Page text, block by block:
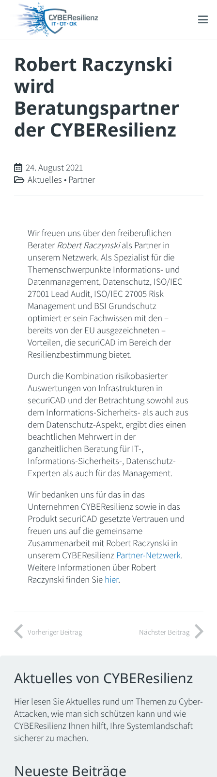
Robert Raczynski
wird
Beratungspartner
der CYBEResilienz
24. August 2021
Aktuelles • Partner
Wir freuen uns über den freiberuflichen
Berater Robert Raczynskials Partner in
unserem Netzwerk. Als Spezialist für die
Themenschwerpunkte Informations- und
Datenmanagement, Datenschutz, ISO/IEC
27001 Lead Audit, ISO/IEC 27005 Risk
Management und BSI Grundschutz
optimiert er sein Fachwissen mit den –
bereits von der EU ausgezeichneten –
Vorteilen, die securiCAD im Bereich der
Resilienzbestimmung bietet.
Durch die Kombination risikobasierter
Auswertungen von Infrastrukturen in
securiCAD und der Betrachtung sowohl aus
dem Informations-Sicherheits- als auch aus
dem Datenschutz-Aspekt, ergibt dies einen
beachtlichen Mehrwert in der
ganzheitlichen Beratung für IT-,
Informations-Sicherheits-, Datenschutz-
Experten als auch für das Management.
Wir bedanken uns für das in das
Unternehmen CYBEResilienz sowie in das
Produkt securiCAD gesetzte Vertrauen und
freuen uns auf die gemeinsame
Zusammenarbeit mit Robert Raczynski in
unserem CYBEResilienz Partner-Netzwerk.
Weitere Informationen über Robert
Raczynski finden Sie hier.
Vorheriger Beitrag Nächster Beitrag
Aktuelles von CYBEResilienz
Hier lesen Sie Aktuelles rund um Themen zu Cyber-
Attacken, wie man sich schützen kann und wie
CYBEResilienz Ihnen hilft, Ihre Systemlandschaft
sicherer zu machen.
Neueste Beiträge